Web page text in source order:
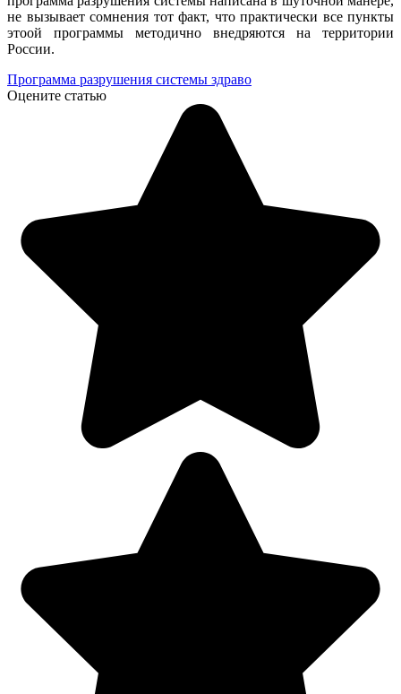
не вызывает сомнения тот факт, что практически все пункты
этоой программы методично внедряются на территории
России.
Программа разрушения системы здраво
Оцените статью